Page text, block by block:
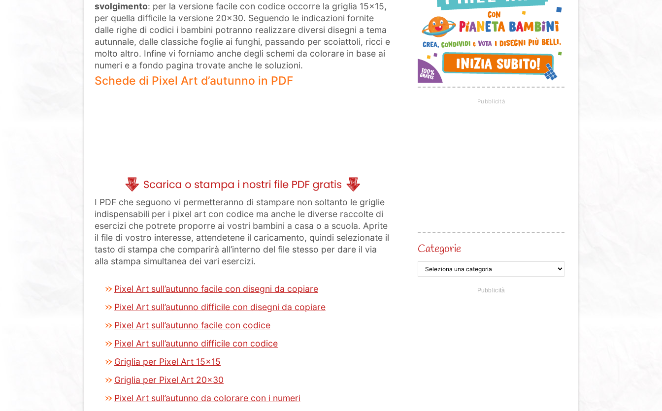
svolgimento: per la versione facile con codice occorre la griglia 15×15,
per quella difficile la versione 20×30. Seguendo le indicazioni fornite
dalle righe di codici i bambini potranno realizzare diversi disegni a tema
autunnale, dalle classiche foglie ai funghi, passando per scoiattoli, ricci e
molto altro. Infine vi forniamo anche degli schemi da colorare in base ai
numeri e a fondo pagina trovate anche le soluzioni.
Schede di Pixel Art d’autunno in PDF
I PDF che seguono vi permetteranno di stampare non soltanto le griglie
indispensabili per i pixel art con codice ma anche le diverse raccolte di
esercizi che potrete proporre ai vostri bambini a casa o a scuola. Aprite
il file di vostro interesse, attendetene il caricamento, quindi selezionate il
tasto di stampa che comparirà all’interno del file stesso per dare il via
alla stampa simultanea dei vari esercizi.
Pixel Art sull’autunno facile con disegni da copiare
Pixel Art sull’autunno difficile con disegni da copiare
Pixel Art sull’autunno facile con codice
Pixel Art sull’autunno difficile con codice
Griglia per Pixel Art 15×15
Griglia per Pixel Art 20×30
Pixel Art sull’autunno da colorare con i numeri
Categorie